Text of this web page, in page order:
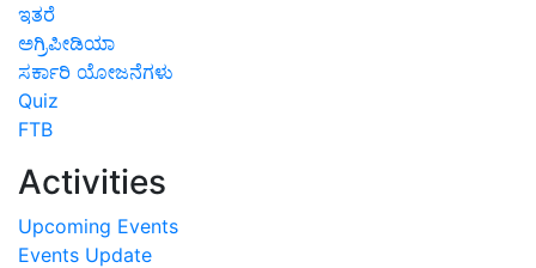
ಇತರೆ
ಅಗ್ರಿಪೀಡಿಯಾ
ಸರ್ಕಾರಿ ಯೋಜನೆಗಳು
Quiz
FTB
Activities
Upcoming Events
Events Update